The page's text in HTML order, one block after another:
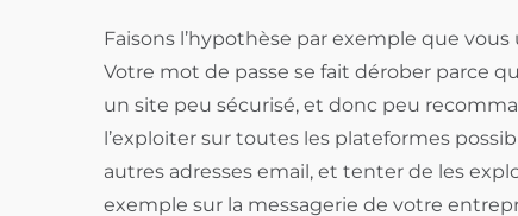
Faisons l’hypothèse par exemple que
Votre mot de passe se fait dérober parce
un site peu sécurisé, et donc peu
l’exploiter sur toutes les plateformes
autres adresses email, et tenter de les
exemple sur la messagerie de votre